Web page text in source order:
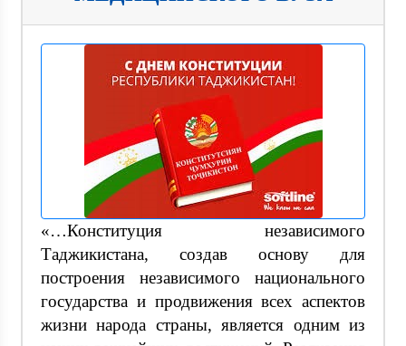
«…Конституция независимого
Таджикистана, создав основу для
построения независимого национального
государства и продвижения всех аспектов
жизни народа страны, является одним из